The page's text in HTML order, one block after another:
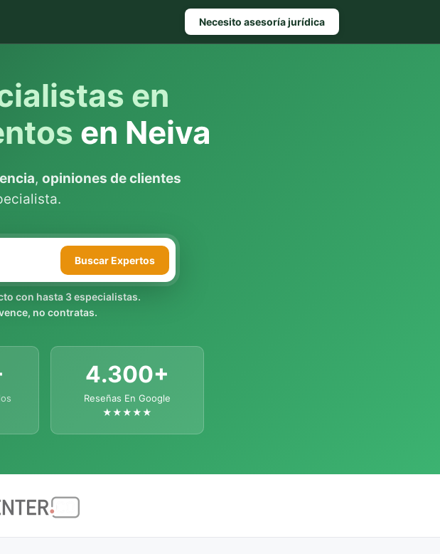
Necesito asesoría jurídica
en
en Neiva
, opiniones de clientes
BuscarExpertos
con hasta 3 especialistas.
no contratas.
4.300+
Reseñas En Google
★★★★★